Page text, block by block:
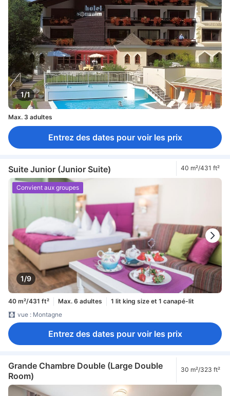
1/1
Max. 3 adultes
Entrez des dates pour voir les prix
Suite Junior (Junior Suite) 40 m²/431 ft²
1/9
Convient aux groupes
40 m²/431 ft² Max. 6 adultes
1 lit king size et 1 canapé-lit
vue : Montagne
Entrez des dates pour voir les prix
Grande Chambre Double (Large Double
Room)
30 m²/323 ft²